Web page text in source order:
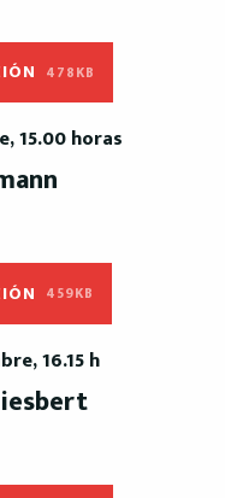
478KB
15.00 horas
459KB
16.15 h